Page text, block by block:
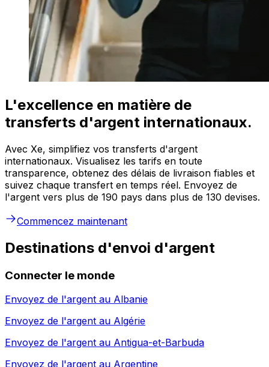
L'excellence en matière de
transferts d'argent internationaux.
Avec Xe, simplifiez vos transferts d'argent
internationaux. Visualisez les tarifs en toute
transparence, obtenez des délais de livraison fiables et
suivez chaque transfert en temps réel. Envoyez de
l'argent vers plus de 190 pays dans plus de 130 devises.
Commencez maintenant
Destinations d'envoi d'argent
Connecter le monde
Envoyez de l'argent au Albanie
Envoyez de l'argent au Algérie
Envoyez de l'argent au Antigua-et-Barbuda
Envoyez de l'argent au Argentine